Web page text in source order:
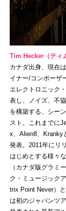
Tim Hecker（ティ
カナダ出身、現在
イナー/コンポーザ
エレクトロニック
表し、ノイズ、不
を構築する、シー
スト。これまでに
x、Alien8、Kranky
発表。2011年にリ
はじめとする様々
（カナダ版グラミ
ク・ミュージック
trix Point Never）
は初のジャパンツ